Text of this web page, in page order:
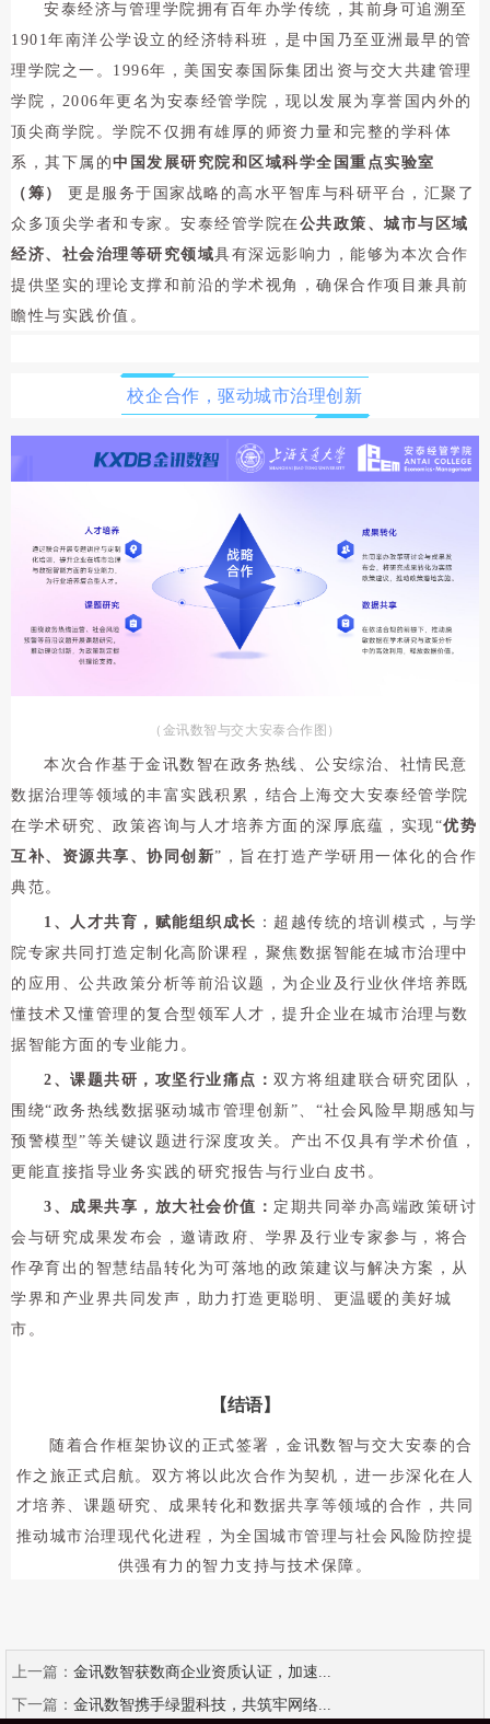
安泰经济与管理学院拥有百年办学传统，其前身可追溯至
1901年南洋公学设立的经济特科班，是中国乃至亚洲最早的管
理学院之一。1996年，美国安泰国际集团出资与交大共建管理
学院，2006年更名为安泰经管学院，现以发展为享誉国内外的
顶尖商学院。学院不仅拥有雄厚的师资力量和完整的学科体
系，其下属的中国发展研究院和区域科学全国重点实验室
（筹）
更是服务于国家战略的高水平智库与科研平台，汇聚了
众多顶尖学者和专家。安泰经管学院在公共政策、城市与区域
经济、社会治理等研究领域具有深远影响力，能够为本次合作
提供坚实的理论支撑和前沿的学术视角，确保合作项目兼具前
瞻性与实践价值。
校企合作，驱动城市治理创新
（金讯数智与交大安泰合作图）
本次合作基于金讯数智在政务热线、公安综治、社情民意
数据治理等领域的丰富实践积累，结合上海交大安泰经管学院
在学术研究、政策咨询与人才培养方面的深厚底蕴，实现“优势
互补、资源共享、协同创新”，旨在打造产学研用一体化的合作
典范。
1、人才共育，赋能组织成长 ：超越传统的培训模式，与学
院专家共同打造定制化高阶课程，聚焦数据智能在城市治理中
的应用、公共政策分析等前沿议题，为企业及行业伙伴培养既
懂技术又懂管理的复合型领军人才，提升企业在城市治理与数
据智能方面的专业能力。
2、课题共研，攻坚行业痛点： 双方将组建联合研究团队，
围绕“政务热线数据驱动城市管理创新”、“社会风险早期感知与
预警模型”等关键议题进行深度攻关。产出不仅具有学术价值，
更能直接指导业务实践的研究报告与行业白皮书。
3、成果共享，放大社会价值： 定期共同举办高端政策研讨
会与研究成果发布会，邀请政府、学界及行业专家参与，将合
作孕育出的智慧结晶转化为可落地的政策建议与解决方案，从
学界和产业界共同发声，助力打造更聪明、更温暖的美好城
市。
【结语】
随着合作框架协议的正式签署，金讯数智与交大安泰的合
作之旅正式启航。双方将以此次合作为契机，进一步深化在人
才培养、课题研究、成果转化和数据共享等领 域的合作，共同
推动城市治理现代化进程， 为全国城市管理与社会风险防控提
供强有力的智力支持与技术保障。
上一篇： 金讯数智获数商企业资质认证，加速...
下一篇： 金讯数智携手绿盟科技，共筑牢网络...